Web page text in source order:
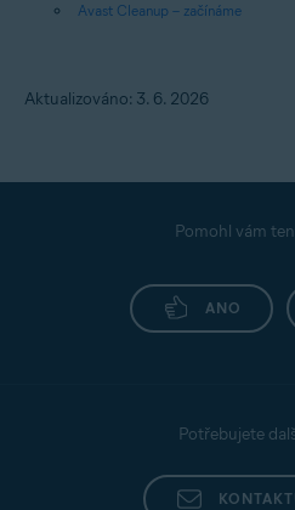
Avast Cleanup – začínáme
Aktualizováno: 3. 6. 2026
Pomohl vám
ANO
Potřebujete